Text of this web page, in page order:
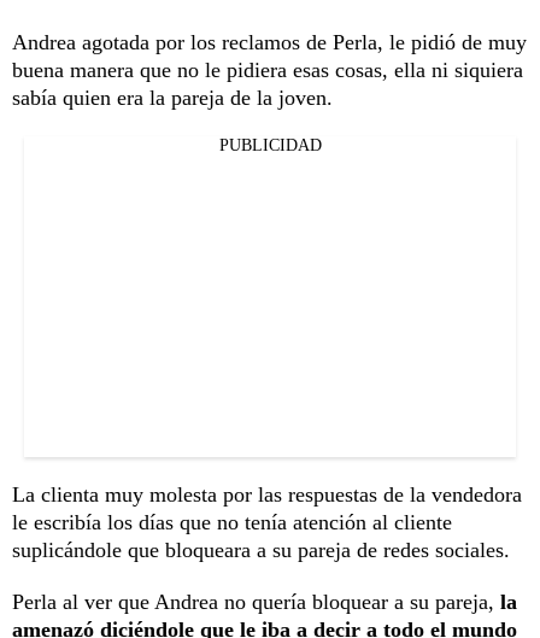
Andrea agotada por los reclamos de Perla, le pidió de muy
buena manera que no le pidiera esas cosas, ella ni siquiera
sabía quien era la pareja de la joven.
PUBLICIDAD
La clienta muy molesta por las respuestas de la vendedora
le escribía los días que no tenía atención al cliente
suplicándole que bloqueara a su pareja de redes sociales.
Perla al ver que Andrea no quería bloquear a su pareja, la
amenazó diciéndole que le iba a decir a todo el mundo